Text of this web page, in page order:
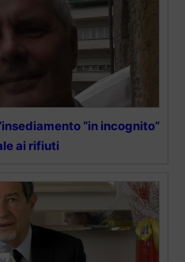
“in incognito”
ai rifiuti